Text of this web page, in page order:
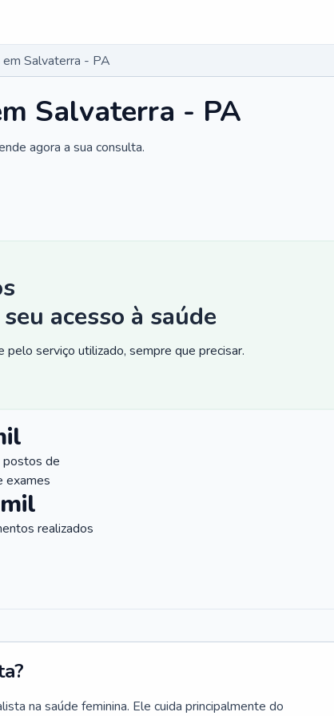
Salvaterra - PA
Salvaterra - PA
agora a sua consulta.
acesso à saúde
serviço utilizado, sempre que precisar.
postos de
exames
realizados
na saúde feminina. Ele cuida principalmente do